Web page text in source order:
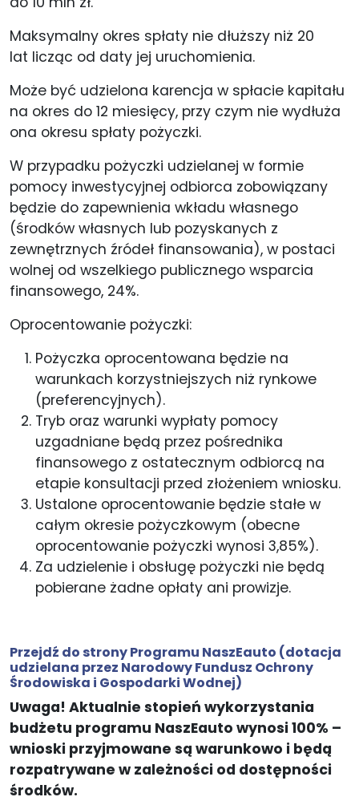
Maksymalny okres spłaty nie dłuższy niż 20
lat licząc od daty jej uruchomienia.
Może być udzielona karencja w spłacie kapitału
na okres do 12 miesięcy, przy czym nie wydłuża
ona okresu spłaty pożyczki.
W przypadku pożyczki udzielanej w formie
pomocy inwestycyjnej odbiorca zobowiązany
będzie do zapewnienia wkładu własnego
(środków własnych lub pozyskanych z
zewnętrznych źródeł finansowania), w postaci
wolnej od wszelkiego publicznego wsparcia
finansowego, 24%.
Oprocentowanie pożyczki:
Pożyczka oprocentowana będzie na
warunkach korzystniejszych niż rynkowe
(preferencyjnych).
Tryb oraz warunki wypłaty pomocy
uzgadniane będą przez pośrednika
finansowego z ostatecznym odbiorcą na
etapie konsultacji przed złożeniem wniosku.
Ustalone oprocentowanie będzie stałe w
całym okresie pożyczkowym (obecne
oprocentowanie pożyczki wynosi 3,85%).
Za udzielenie i obsługę pożyczki nie będą
pobierane żadne opłaty ani prowizje.
Przejdź do strony Programu NaszEauto (dotacja
udzielana przez Narodowy Fundusz Ochrony
Środowiska i Gospodarki Wodnej)
Uwaga! Aktualnie stopień wykorzystania
budżetu programu NaszEauto wynosi 100% –
wnioski przyjmowane są warunkowo i będą
rozpatrywane w zależności od dostępności
środków.